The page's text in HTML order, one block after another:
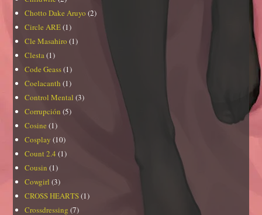
Chotto Dake Aruyo (2)
Circle ARE(1)
Cle Masahiro (1)
Clesta(1)
Code Geass(1)
Coelacanth (1)
Control Mental (3)
Corrupción (5)
Cosine (1)
Cosplay (10)
Count 2.4 (1)
Cousin (1)
Cowgirl (3)
CROSS HEARTS(1)
Crossdressing (7)